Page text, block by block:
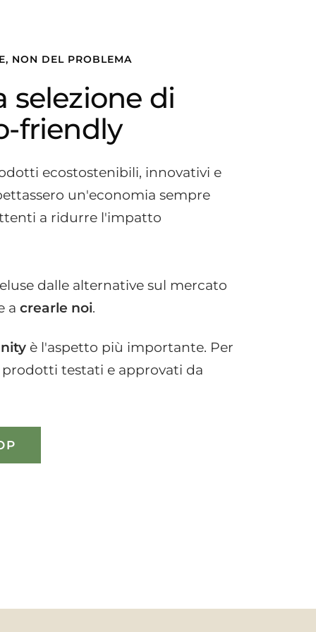
NON DEL PROBLEMA
selezione di
friendly
ecostostenibili, innovativi e
un'economia sempre
a ridurre l'impatto
dalle alternative sul mercato
a crearle noi.
è l'aspetto più importante. Per
testati e approvati da